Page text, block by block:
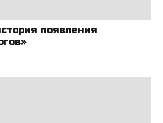
появления